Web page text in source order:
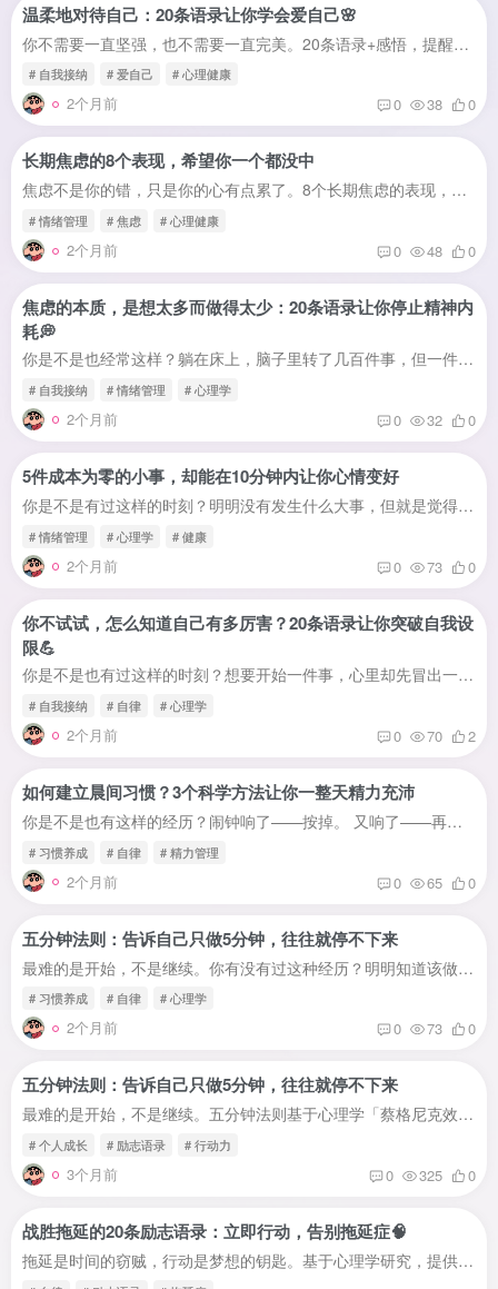
温柔地对待自己：20条语录让你学会爱自己🌸
你不需要一直坚强，也不需要一直完美。20条语录+感悟，提醒你温柔地对待自己，像对待最好的朋友那样。有件事情，想和你分享。不是什么大道理，也不是“你应该怎么做”。只是一些话，或许你很久...
# 自我接纳 # 爱自己 # 心理健康
2个月前 0 38 0
长期焦虑的8个表现，希望你一个都没中
焦虑不是你的错，只是你的心有点累了。8个长期焦虑的表现，帮你识别自己是否处于焦虑状态，并提供缓解方向。你是不是也经常这样——明明没什么大事发生，但总觉得心里悬着一块石头，放不下来。...
# 情绪管理 # 焦虑 # 心理健康
2个月前 0 48 0
焦虑的本质，是想太多而做得太少：20条语录让你停止精神内
耗💭
你是不是也经常这样？躺在床上，脑子里转了几百件事，但一件都没开始。明明什么都没做，却觉得特别累。这是精神内耗——你的大脑在代替你行动，但身体却一直停在原地。想太多，是当代人最大的内...
# 自我接纳 # 情绪管理 # 心理学
2个月前 0 32 0
5件成本为零的小事，却能在10分钟内让你心情变好
你是不是有过这样的时刻？明明没有发生什么大事，但就是觉得心情很低落。说不上来哪里不对，但整个人像被一层灰蒙蒙的雾笼罩着——不想说话，不想动，刷手机也觉得没意思，躺着也觉得累。你想让...
# 情绪管理 # 心理学 # 健康
2个月前 0 73 0
你不试试，怎么知道自己有多厉害？20条语录让你突破自我设
限💪
你是不是也有过这样的时刻？想要开始一件事，心里却先冒出一百个「不行」：我想做自媒体，但是「我没有才华」； 我想换工作，但是「我没有经验」； 我想创业，但是「我没有资源」； 我想学英语...
# 自我接纳 # 自律 # 心理学
2个月前 0 70 2
如何建立晨间习惯？3个科学方法让你一整天精力充沛
你是不是也有这样的经历？闹钟响了——按掉。 又响了——再按掉。 第五次响起时，猛然惊醒，一看时间已经晚了30分钟。慌乱中爬起来，洗漱敷衍了事，早餐来不及吃，出门时狼狈不堪。到了公司，一...
# 习惯养成 # 自律 # 精力管理
2个月前 0 65 0
五分钟法则：告诉自己只做5分钟，往往就停不下来
最难的是开始，不是继续。你有没有过这种经历？明明知道该做某件事——写报告、健身、学习、整理房间……但就是迟迟不动手。心里想着'等一下再做'，结果一拖就是一天、一周、甚至一个月。今天要...
# 习惯养成 # 自律 # 心理学
2个月前 0 73 0
五分钟法则：告诉自己只做5分钟，往往就停不下来
最难的是开始，不是继续。五分钟法则基于心理学「蔡格尼克效应」，通过降低启动门槛，帮助你突破拖延困境。本文提供完整使用指南、实战案例和常见问题解答，帮你立即行动。为什么「只做五分钟」...
# 个人成长 # 励志语录 # 行动力
3个月前 0 325 0
战胜拖延的20条励志语录：立即行动，告别拖延症🧠
拖延是时间的窃贼，行动是梦想的钥匙。基于心理学研究，提供20条实用语录 + 使用场景 + 心理学依据。帮你通过语录激励自己，立即行动，告别拖延症。为什么语录能帮你战胜拖延？🤔哈佛大学研究表...